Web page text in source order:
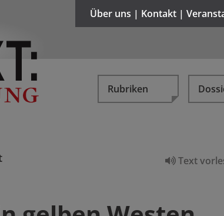
Über uns | Kontakt |
Rubriken
Text